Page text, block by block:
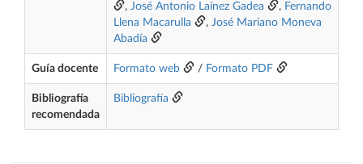
, José Antonio Laínez Gadea , Fernando
Llena Macarulla
, José Mariano Moneva
Abadía
Guía docente Formato web / Formato PDF
Bibliografía
recomendada
Bibliografía